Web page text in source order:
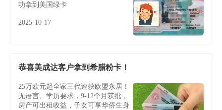
功拿到美国绿卡
2025-10-17
恭喜美成达客户拿到希腊粉卡！
25万欧元起全家三代速获欧盟永居！
无语言、学历要求，9-12个月获批，
房产可出租收益，子女可享华侨生身